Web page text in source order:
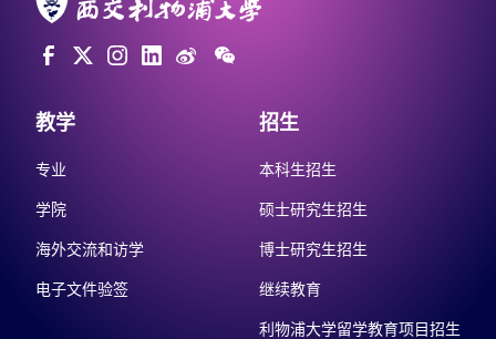
教学
专业
学院
海外交流和访学
电子文件验签
招生
本科生招生
硕士研究生招生
博士研究生招生
继续教育
利物浦大学留学教育项目招生